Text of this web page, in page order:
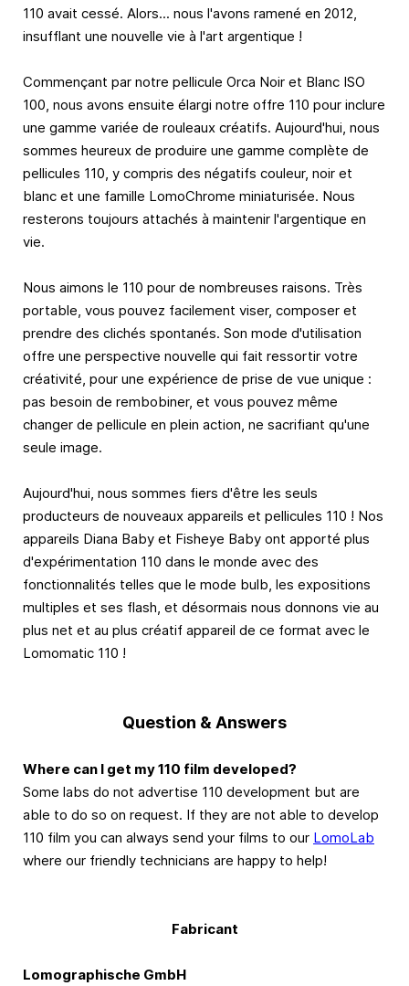
110 avait cessé. Alors... nous l'avons ramené en 2012,
insufflant une nouvelle vie à l'art argentique !
Commençant par notre pellicule Orca Noir et Blanc ISO
100, nous avons ensuite élargi notre offre 110 pour inclure
une gamme variée de rouleaux créatifs. Aujourd'hui, nous
sommes heureux de produire une gamme complète de
pellicules 110, y compris des négatifs couleur, noir et
blanc et une famille LomoChrome miniaturisée. Nous
resterons toujours attachés à maintenir l'argentique en
vie.
Nous aimons le 110 pour de nombreuses raisons. Très
portable, vous pouvez facilement viser, composer et
prendre des clichés spontanés. Son mode d'utilisation
offre une perspective nouvelle qui fait ressortir votre
créativité, pour une expérience de prise de vue unique :
pas besoin de rembobiner, et vous pouvez même
changer de pellicule en plein action, ne sacrifiant qu'une
seule image.
Aujourd'hui, nous sommes fiers d'être les seuls
producteurs de nouveaux appareils et pellicules 110 ! Nos
appareils Diana Baby et Fisheye Baby ont apporté plus
d'expérimentation 110 dans le monde avec des
fonctionnalités telles que le mode bulb, les expositions
multiples et ses flash, et désormais nous donnons vie au
plus net et au plus créatif appareil de ce format avec le
Lomomatic 110 !
Question & Answers
Where can I get my 110 film developed?
Some labs do not advertise 110 development but are
able to do so on request. If they are not able to develop
110 film you can always send your films to our LomoLab
where our friendly technicians are happy to help!
Fabricant
Lomographische GmbH